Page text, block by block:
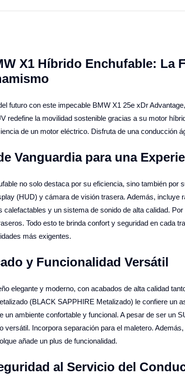
X1 Híbrido Enchufable: La
futuro con este impecable BMW X1 25e xDr
redefine la movilidad sostenible gracias a su motor
de un motor eléctrico. Disfruta de una conducción
Vanguardia para una
no solo destaca por su eficiencia, sino también por
(HUD) y cámara de visión trasera. Además, incluye
calefactables y un sistema de sonido de alta calidad.
Todo esto te brinda confort y seguridad en cada
más exigentes.
y Funcionalidad Versátil
elegante y moderno, con acabados de alta calidad
(BLACK SAPPHIRE Metalizado) le confiere un
un ambiente confortable y funcional. A pesar de ser un
versátil. Incorpora separación para el maletero.
añade un plus de funcionalidad.
al Servicio del